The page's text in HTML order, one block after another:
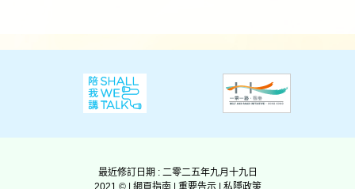
最近修訂日期 : 二零二五年九月十九日
2021 © | 網頁指南 重要告示| 私隱政策